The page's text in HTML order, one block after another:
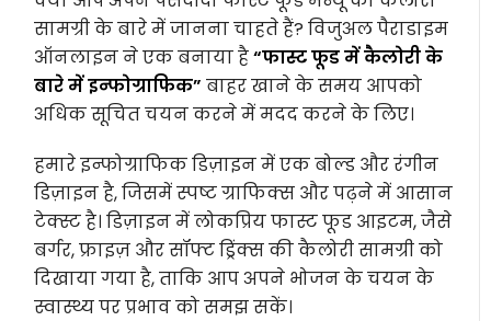
सामग्री के बारे में जानना चाहते हैं? विजुअल पैराडाइम
ऑनलाइन ने एक बनाया है“फास्ट फूड में कैलोरी के
बारे में इन्फोग्राफिक” बाहर खाने के समय आपको
अधिक सूचित चयन करने में मदद करने के लिए।
हमारे इन्फोग्राफिक डिज़ाइन में एक बोल्ड और रंगीन
डिज़ाइन है, जिसमें स्पष्ट ग्राफिक्स और पढ़ने में आसान
टेक्स्ट है। डिज़ाइन में लोकप्रिय फास्ट फूड आइटम, जैसे
बर्गर, फ्राइज़ और सॉफ्ट ड्रिंक्स की कैलोरी सामग्री को
दिखाया गया है, ताकि आप अपने भोजन के चयन के
स्वास्थ्य पर प्रभाव को समझ सकें।